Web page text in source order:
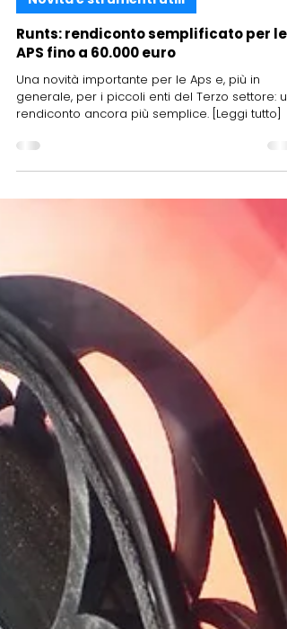
2 apr
Novità e strumenti utili
Runts: rendiconto semplificato per le
APS fino a 60.000 euro
Una novità importante per le Aps e, più in
generale, per i piccoli enti del Terzo settore: un